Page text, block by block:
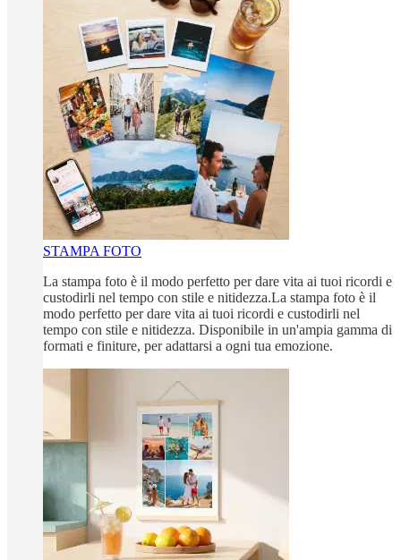
STAMPA FOTO
La stampa foto è il modo perfetto per dare vita ai tuoi ricordi e
custodirli nel tempo con stile e nitidezza.La stampa foto è il
modo perfetto per dare vita ai tuoi ricordi e custodirli nel
tempo con stile e nitidezza. Disponibile in un'ampia gamma di
formati e finiture, per adattarsi a ogni tua emozione.